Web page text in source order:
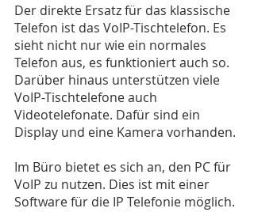
Der direkte Ersatz für das klassische
Telefon ist das VoIP-Tischtelefon. Es
sieht nicht nur wie ein normales
Telefon aus, es funktioniert auch so.
Darüber hinaus unterstützen viele
VoIP-Tischtelefone auch
Videotelefonate. Dafür sind ein
Display und eine Kamera vorhanden.
Im Büro bietet es sich an, den PC für
VoIP zu nutzen. Dies ist mit einer
Software für die IP Telefonie möglich.